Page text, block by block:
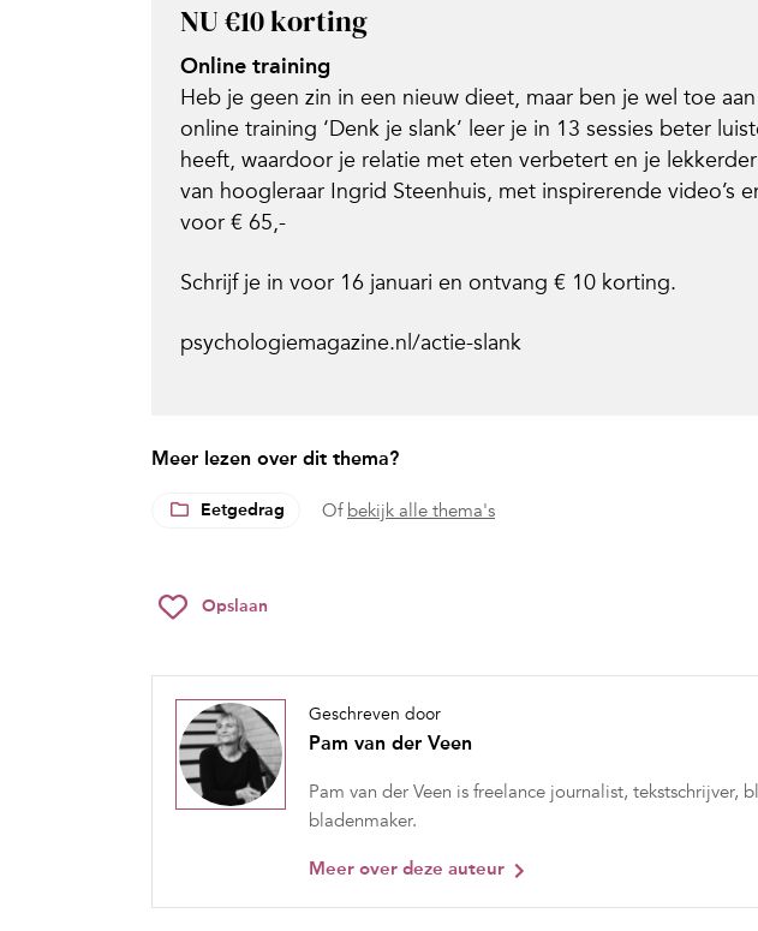
NU €10korting
Online training
Heb je geen zin in een nieuw dieet, maar ben je wel toe
online training ‘Denk je slank’ leer je in 13 sessies beter
heeft, waardoor je relatie met eten verbetert en je
van hoogleraar Ingrid Steenhuis, met inspirerende video’s
voor € 65,-
Schrijf je in voor 16 januari en ontvang € 10 korting.
psychologiemagazine.nl/actie-slank
Meer lezen over dit thema?
Eetgedrag Of bekijk alle thema's
Opslaan
Geschreven door
Pam van der Veen
Pam van der Veen is freelance journalist, tekstschrijver,
bladenmaker.
Meer over deze auteur